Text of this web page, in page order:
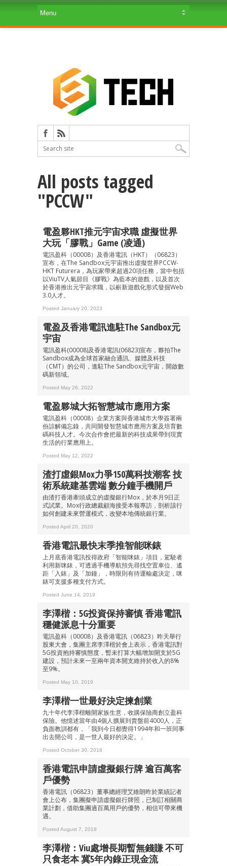
All posts tagged
"PCCW"
電盈夥HKT推元宇宙求職 虛擬世界
大玩「膠戰」game (凌通)
電訊盈科（00008）及香港電訊（HKT）（06823）
宣布，在The Sandbox元宇宙推出虛擬世界PCCW-
HKT Futurera，為玩家帶來超過20項任務，當中包括
以ViuTV人氣節目《膠戰》為藍本的遊戲，以及首次
於香港推出元宇宙求職，以嶄新遊戲化形式發掘Web
3.0人才。
Posted January 20, 2023
電盈及香港電訊進駐The Sandbox元
宇宙
電訊盈科(00008)及香港電訊(06823)宣布，夥拍The
Sandbox成為全球首家融合通訊、媒體及科技
（CMT）的公司，進駐The Sandbox元宇宙，開啟數
碼新領域。
Posted May 26, 2022
電盈夥城大拓智慧城市應用方案
電訊盈科（00008）企業方案與香港城市大學簽署兩
份諒解備忘錄，共同開發智慧城市應用方案及培育數
碼科技人才。今次合作會把最新的科技成果帶到現實
生活的行業應用上。
Posted May 12, 2022
渣打虛銀Mox力爭150萬科技潮客 技
術系統建基雲端 數分鐘手機開戶
由渣打香港牽頭成立的虛擬銀行Mox，於本月9日正
式試業。Mox行政總裁顧海接受本報專訪，剖析該行
如何創建未來營運模式，改變本地傳統銀行業。
Posted April 20, 2020
香港電訊最快末季推智能咪錶
上月底香港電訊投得政府「智能咪錶」項目，駕駛者
利用新咪錶，可透過手機導航預先尋找空置車位、遙
距「入錶」及「加鐘」，時限則有待運輸處決定，咪
錶可支援多種支付方式。
Posted June 14, 2019
李澤楷：5G投資保持審慎 香港電訊
穩健派息十分重要
電訊盈科（00008）及香港電訊（06823）昨天舉行
股東大會，集團主席李澤楷於會上表示，香港電訊對
5G投資抱持審慎態度，暫未打算大幅增加開支於5G
建設，預計未來一至兩年資本開支維持於收入的8%
至9%。
Posted May 10, 2019
李澤楷一世最好決定揀創業
九十年代李澤楷離開家族生意，收購保險商創立盈科
保險。他憶述當年由4個人擴展到賣盤前4000人，正
負面教訓都有，「我到今日都覺得1994年和一班同事
出去開公司，是一世人最好的決定。」
Posted October 30, 2018
香港電訊申請虛擬銀行牌 逾百萬客
戶優勢
香港電訊（06823）董事總經理艾維朗昨於業績記者
會上公布，集團擬申請虛擬銀行牌照，已制訂相關商
業計劃，借助集團過百萬用戶的優勢，相信可帶來機
遇。
Posted August 7, 2018
李澤楷：Viu處增長期暫無錢賺 不可
只食老本 冀5年內錄正現金流
成為 EJ Tech 會員